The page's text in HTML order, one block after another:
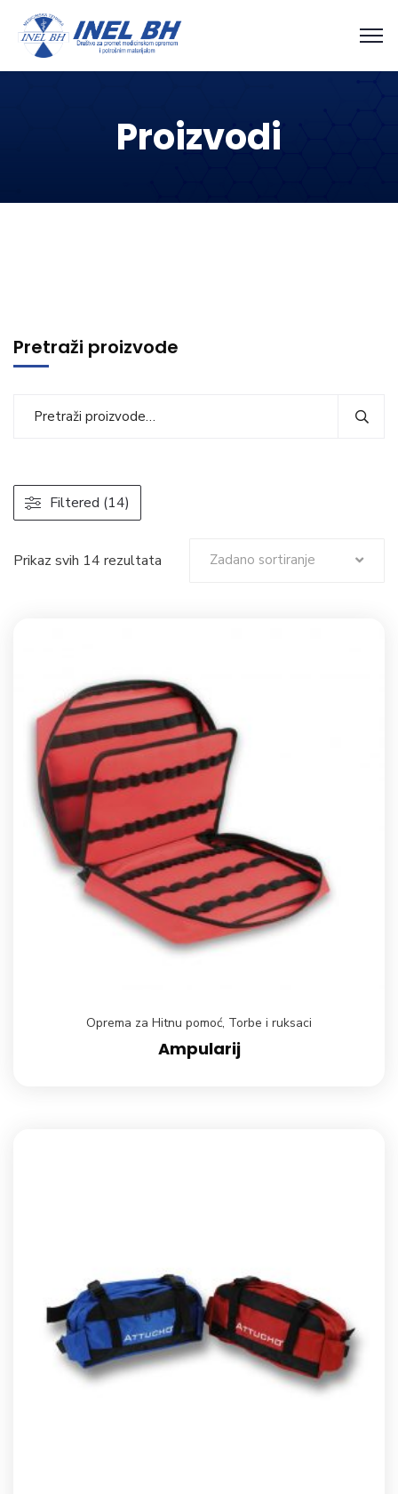
Proizvodi
Prikaz svih 14 rezultata Zadano sortiranje
Oprema za Hitnu pomoć, Torbe i ruksaci
Ampularij
Pretraži proizvode
Filtered (14)